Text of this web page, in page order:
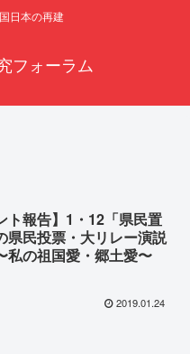
日本の再建
フォーラム
ト報告】1・12「県民置
県民投票・大リレー演説
私の祖国愛・郷土愛〜
2019.01.24